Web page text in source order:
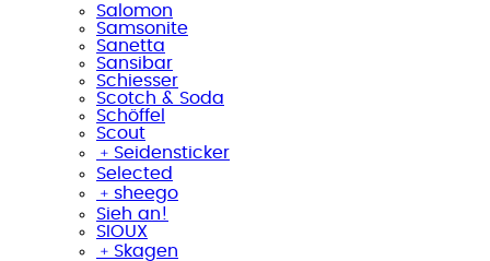
Salomon
Samsonite
Sanetta
Sansibar
Schiesser
Scotch & Soda
Schöffel
Scout
﹢ Seidensticker
Selected
﹢ sheego
Sieh an!
SIOUX
﹢ Skagen